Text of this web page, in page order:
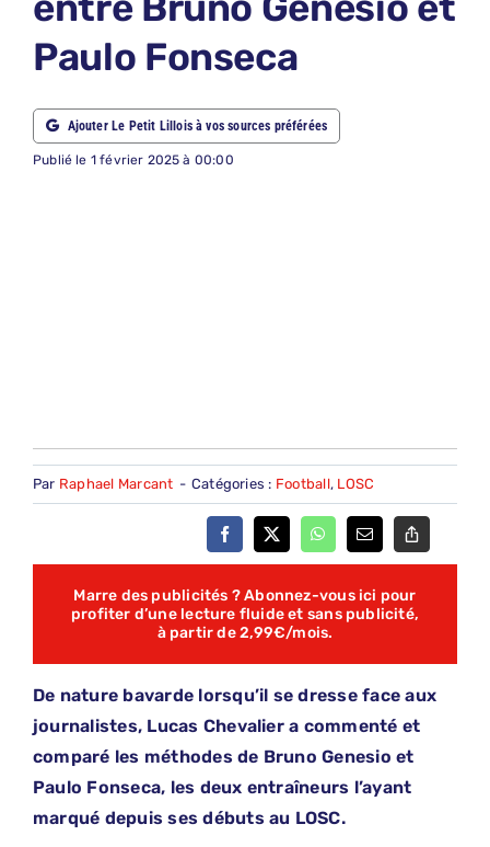
Paulo Fonseca
Ajouter Le Petit Lillois à vos sources préférées
Publié le 1 février 2025 à 00:00
Par Raphael Marcant - Catégories : Football, LOSC
Marre des publicités ? Abonnez-vous ici pour
profiter d’une lecture fluide et sans publicité,
à partir de 2,99€/mois.
De nature bavarde lorsqu’il se dresse face aux
journalistes, Lucas Chevalier a commenté et
comparé les méthodes de Bruno Genesio et
Paulo Fonseca, les deux entraîneurs l’ayant
marqué depuis ses débuts au LOSC.